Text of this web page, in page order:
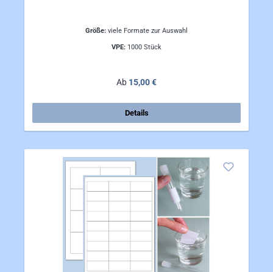
Größe: viele Formate zur Auswahl
VPE: 1000 Stück
Regulärer Preis:
Ab 15,00 €
Details